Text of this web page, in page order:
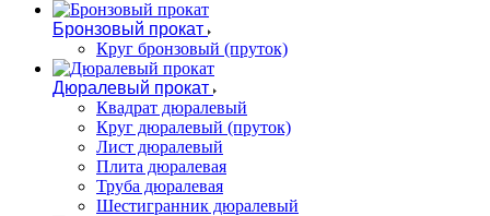
Бронзовый прокат
Круг бронзовый (пруток)
Дюралевый прокат
Квадрат дюралевый
Круг дюралевый (пруток)
Лист дюралевый
Плита дюралевая
Труба дюралевая
Шестигранник дюралевый